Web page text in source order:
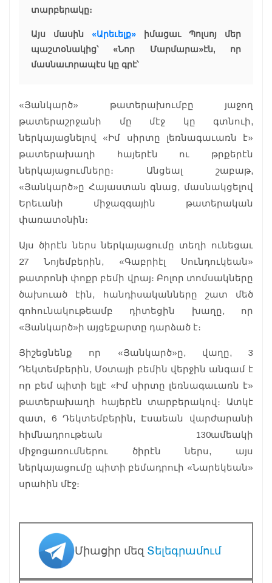
տարբերակը։
Այս մասին «Արեւելք» իմացաւ Պոլսոյ մեր
պաշտօնակից՝ «Նոր Մարմարա»էն, որ
մասնաւորապէս կը գրէ՝
«Յանկարծ» թատերախումբը յաջող
թատերաշրջանի մը մէջ կը գտնուի,
ներկայացնելով «Իմ սիրտը լեռնագաւառն է»
թատերախաղի հայերէն ու թրքերէն
ներկայացումները։ Անցեալ շաբաթ,
«Յանկարծ»ը Հայաստան գնաց, մասնակցելով
Երեւանի միջազգային թատերական
փառատօնին։
Այս ծիրէն ներս ներկայացումը տեղի ունեցաւ
27 Նոյեմբերին, «Գաբրիէլ Սունդուկեան»
թատրոնի փոքր բեմի վրայ։ Բոլոր տոմսակները
ծախուած էին, հանդիսականները շատ մեծ
գոհունակութեամբ դիտեցին խաղը, որ
«Յանկարծ»ի այցեքարտը դարձած է։
Յիշեցնենք որ «Յանկարծ»ը, վաղը, 3
Դեկտեմբերին, Մօտայի բեմին վերջին անգամ է
որ բեմ պիտի ելլէ «Իմ սիրտը լեռնագաւառն է»
թատերախաղի հայերէն տարբերակով։ Ատկէ
զատ, 6 Դեկտեմբերին, Էսաեան վարժարանի
հիմնադրութեան 130ամեակի
միջոցառումներու ծիրէն ներս, այս
ներկայացումը պիտի բեմադրուի «Նարեկեան»
սրահին մէջ։
Միացիր մեզ Տելեգրամում